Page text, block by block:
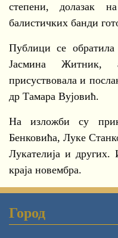
степени, долазак
балистичких банди
Публици се обратила
Јасмина Житник,
присуствовала и
др Тамара Вујовић.
На изложби су
Бенковића, Луке
Лукателија и
краја новембра.
Город